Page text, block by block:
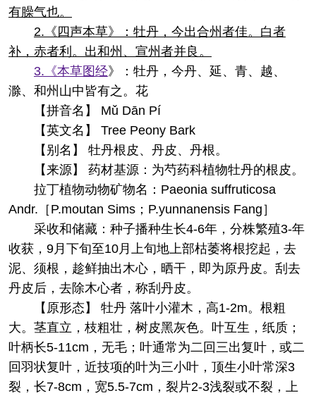
有臊气也。
2.《四声本草》：牡丹，今出合州者佳。白者
补，赤者利。出和州、宣州者并良。
3.《本草图经》：牡丹，今丹、延、青、越、
滁、和州山中皆有之。花
【拼音名】 Mǔ Dān Pí
【英文名】 Tree Peony Bark
【别名】 牡丹根皮、丹皮、丹根。
【来源】 药材基源：为芍药科植物牡丹的根皮。
拉丁植物动物矿物名：Paeonia suffruticosa
Andr.［P.moutan Sims；P.yunnanensis Fang］
采收和储藏：种子播种生长4-6年，分株繁殖3-年
收获，9月下旬至10月上旬地上部枯萎将根挖起，去
泥、须根，趁鲜抽出木心，晒干，即为原丹皮。刮去
丹皮后，去除木心者，称刮丹皮。
【原形态】 牡丹 落叶小灌木，高1-2m。根粗
大。茎直立，枝粗壮，树皮黑灰色。叶互生，纸质；
叶柄长5-11cm，无毛；叶通常为二回三出复叶，或二
回羽状复叶，近技项的叶为三小叶，顶生小叶常深3
裂，长7-8cm，宽5.5-7cm，裂片2-3浅裂或不裂，上